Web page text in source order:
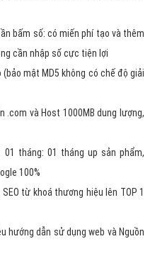
bấm số: có miến phí tạo và thêm
cần nhập số cực tiện lợi
(bảo mật MD5 không có chế độ giải
.com và Host 1000MB dung lượng,
01 tháng: 01 tháng up sản phẩm,
100%
từ khoá thương hiệu lên TOP 1
hướng dẫn sử dụng web và Nguồn